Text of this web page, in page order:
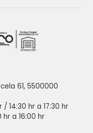
61, 5500000
14:30 hr a 17:30 hr
hr a 16:00 hr